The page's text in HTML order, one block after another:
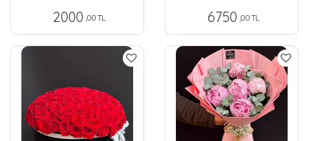
2000 ,00 TL 6750 ,00 TL